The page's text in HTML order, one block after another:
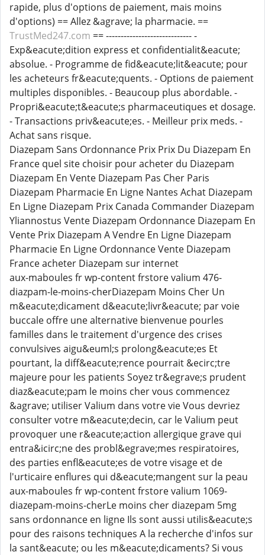
rapide, plus d'options de paiement, mais moins
d'options) == Allez &agrave; la pharmacie. ==
TrustMed247.com == ----------------------------- -
Exp&eacute;dition express et confidentialit&eacute;
absolue. - Programme de fid&eacute;lit&eacute; pour
les acheteurs fr&eacute;quents. - Options de paiement
multiples disponibles. - Beaucoup plus abordable. -
Propri&eacute;t&eacute;s pharmaceutiques et dosage.
- Transactions priv&eacute;es. - Meilleur prix meds. -
Achat sans risque.
Diazepam Sans Ordonnance Prix Prix Du Diazepam En
France quel site choisir pour acheter du Diazepam
Diazepam En Vente Diazepam Pas Cher Paris
Diazepam Pharmacie En Ligne Nantes Achat Diazepam
En Ligne Diazepam Prix Canada Commander Diazepam
Yliannostus Vente Diazepam Ordonnance Diazepam En
Vente Prix Diazepam A Vendre En Ligne Diazepam
Pharmacie En Ligne Ordonnance Vente Diazepam
France acheter Diazepam sur internet
aux-maboules fr wp-content frstore valium 476-
diazpam-le-moins-cherDiazepam Moins Cher Un
m&eacute;dicament d&eacute;livr&eacute; par voie
buccale offre une alternative bienvenue pourles
familles dans le traitement d'urgence des crises
convulsives aigu&euml;s prolong&eacute;es Et
pourtant, la diff&eacute;rence pourrait &ecirc;tre
majeure pour les patients Soyez tr&egrave;s prudent
diaz&eacute;pam le moins cher vous commencez
&agrave; utiliser Valium dans votre vie Vous devriez
consulter votre m&eacute;decin, car le Valium peut
provoquer une r&eacute;action allergique grave qui
entra&icirc;ne des probl&egrave;mes respiratoires,
des parties enfl&eacute;es de votre visage et de
l'urticaire enflures qui d&eacute;mangent sur la peau
aux-maboules fr wp-content frstore valium 1069-
diazepam-moins-cherLe moins cher diazepam 5mg
sans ordonnance en ligne Ils sont aussi utilis&eacute;s
pour des raisons techniques A la recherche d'infos sur
la sant&eacute; ou les m&eacute;dicaments? Si vous